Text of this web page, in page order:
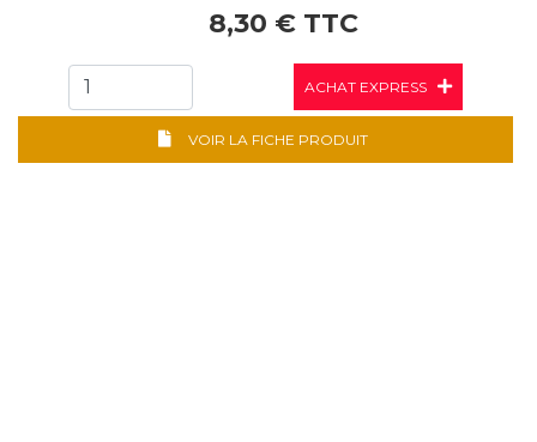
8,30 € TTC
ACHAT EXPRESS
VOIR LA FICHE PRODUIT